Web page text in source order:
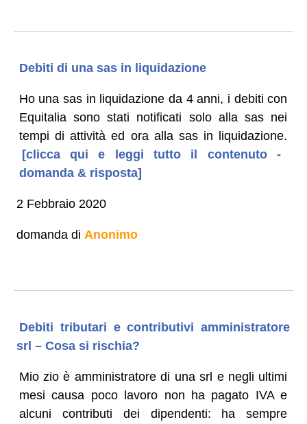
Debiti di una sas in liquidazione
Ho una sas in liquidazione da 4 anni, i debiti con
Equitalia sono stati notificati solo alla sas nei
tempi di attività ed ora alla sas in liquidazione.
[clicca qui e leggi tutto il contenuto -
domanda & risposta]
2 Febbraio 2020
domanda di Anonimo
Debiti tributari e contributivi amministratore
srl – Cosa si rischia?
Mio zio è amministratore di una srl e negli ultimi
mesi causa poco lavoro non ha pagato IVA e
alcuni contributi dei dipendenti: ha sempre